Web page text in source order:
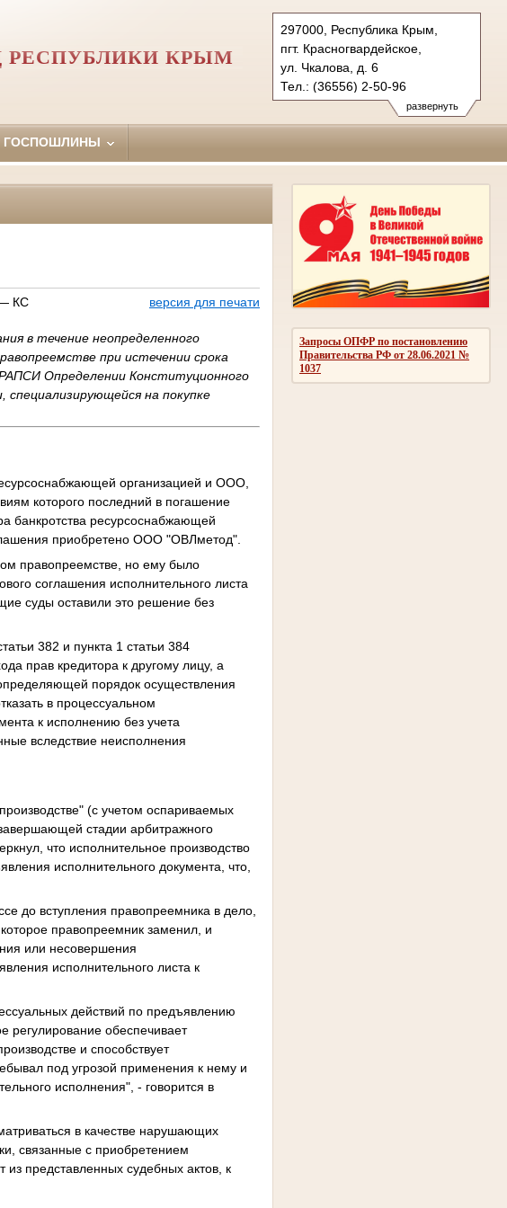
развернуть
297000, Республика Крым,
пгт. Красногвардейское,
ул. Чкалова, д. 6
Тел.: (36556) 2-50-96
krasnogvardeiskiy.krm@sudrf.ru
РЕСПУБЛИКИ КРЫМ
ГОСПОШЛИНЫ
Запросы ОПФР по постановлению
Правительства РФ от 28.06.2021 №
1037
— КС
версия для печати
в течение неопределенного
при истечении срока
Определении Конституционного
на покупке
организацией и ООО,
которого последний в погашение
банкротства ресурсоснабжающей
приобретено ООО "ОВЛметод".
правопреемстве, но ему было
соглашения исполнительного листа
суды оставили это решение без
382 и пункта 1 статьи 384
прав кредитора к другому лицу, а
порядок осуществления
в процессуальном
к исполнению без учета
вследствие неисполнения
(с учетом оспариваемых
стадии арбитражного
что исполнительное производство
исполнительного документа, что,
до вступления правопреемника в дело,
правопреемник заменил, и
или несовершения
исполнительного листа к
действий по предъявлению
регулирование обеспечивает
и способствует
под угрозой применения к нему и
исполнения", - говорится в
в качестве нарушающих
связанные с приобретением
из представленных судебных актов, к